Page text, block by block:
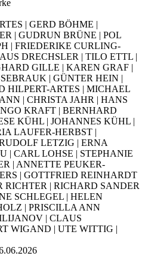
| GERD BÖHME |
| GUDRUN BRÜNE | POL
| FRIEDERIKE CURLING-
DRECHSLER | TILO ETTL |
GILLE | KAREN GRAF |
| GÜNTER HEIN |
HILPERT-ARTES | MICHAEL
| CHRISTA JAHR | HANS
KRAFT | BERNHARD
KÜHL | JOHANNES KÜHL |
LAUFER-HERBST |
LETZIG | ERNA
| CARL LOHSE | STEPHANIE
| ANNETTE PEUKER-
| GOTTFRIED REINHARDT
RICHTER | RICHARD SANDER
SCHLEGEL | HELEN
| PRISCILLA ANN
| CLAUS
WIGAND | UTE WITTIG |